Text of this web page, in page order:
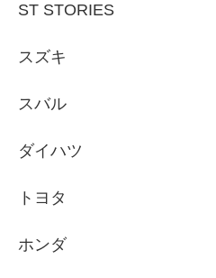
ST STORIES
スズキ
スバル
ダイハツ
トヨタ
ホンダ